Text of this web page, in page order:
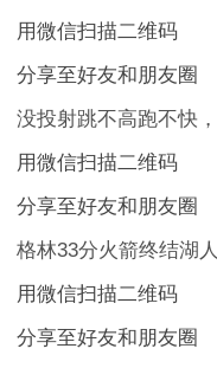
用微信扫描二维码
分享至好友和朋友圈
没投射跳不高跑不快
用微信扫描二维码
分享至好友和朋友圈
格林33分火箭终结湖
用微信扫描二维码
分享至好友和朋友圈